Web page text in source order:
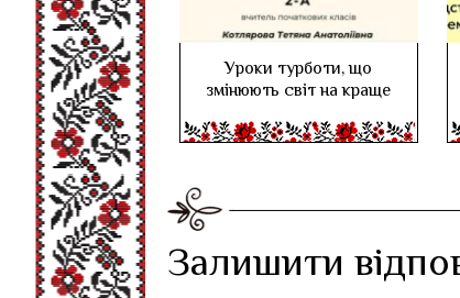
Уроки турботи, що
змінюють світ на краще
Залишити